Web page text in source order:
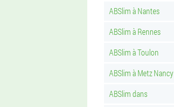
ABSlim à Nantes
ABSlim à Rennes
ABSlim à Toulon
ABSlim à Metz Nancy
ABSlim dans